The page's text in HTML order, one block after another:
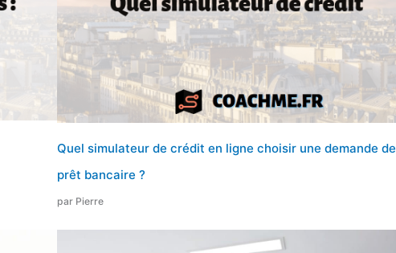
Quel simulateur de crédit en ligne choisir une demande de
prêt bancaire ?
par Pierre